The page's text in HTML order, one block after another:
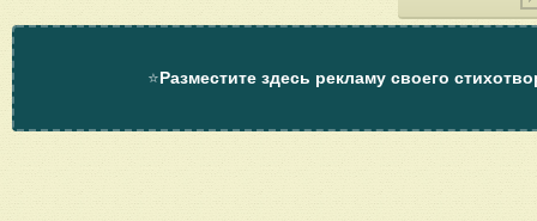
⭐Разместите здесь рекламу своего